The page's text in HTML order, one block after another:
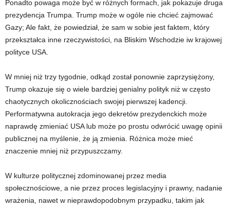
Ponadto powaga może być w różnych formach, jak pokazuje druga
prezydencja Trumpa. Trump może w ogóle nie chcieć zajmować
Gazy; Ale fakt, że powiedział, że sam w sobie jest faktem, który
przekształca inne rzeczywistości, na Bliskim Wschodzie iw krajowej
polityce USA.
W mniej niż trzy tygodnie, odkąd został ponownie zaprzysiężony,
Trump okazuje się o wiele bardziej genialny polityk niż w często
chaotycznych okolicznościach swojej pierwszej kadencji.
Performatywna autokracja jego dekretów prezydenckich może
naprawdę zmieniać USA lub może po prostu odwrócić uwagę opinii
publicznej na myślenie, że ją zmienia. Różnica może mieć
znaczenie mniej niż przypuszczamy.
W kulturze politycznej zdominowanej przez media
społecznościowe, a nie przez proces legislacyjny i prawny, nadanie
wrażenia, nawet w nieprawdopodobnym przypadku, takim jak